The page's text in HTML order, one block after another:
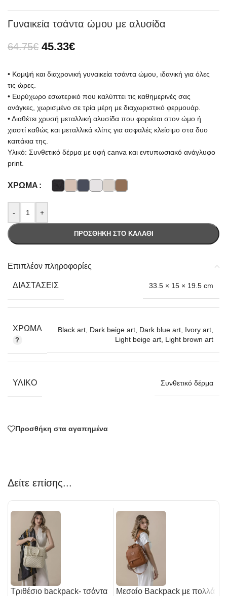
Γυναικεία τσάντα ώμου με αλυσίδα
64.75€ 45.33€
• Κομψή και διαχρονική γυναικεία τσάντα ώμου, ιδανική για όλες
τις ώρες.
• Ευρύχωρο εσωτερικό που καλύπτει τις καθημερινές σας
ανάγκες, χωρισμένο σε τρία μέρη με διαχωριστικό φερμουάρ.
• Διαθέτει χρυσή μεταλλική αλυσίδα που φοριέται στον ώμο ή
χιαστί καθώς και μεταλλικά κλίπς για ασφαλές κλείσιμο στα δυο
καπάκια της.
Υλικό: Συνθετικό δέρμα με υφή canva και εντυπωσιακό ανάγλυφο
print.
ΧΡΏΜΑ
- +
ΠΡΟΣΘΉΚΗ ΣΤΟ ΚΑΛΆΘΙ
Επιπλέον πληροφορίες
ΔΙΑΣΤΆΣΕΙΣ 33.5 × 15 × 19.5 cm
ΧΡΏΜΑ Black art Dark beige art Dark blue art Ivory art
Light beige art Light brown art
ΥΛΙΚΌ Συνθετικό δέρμα
Προσθήκη στα αγαπημένα
Δείτε επίσης...
Τριθέσιο backpack- τσάντα
Μεσαίο Backpack με πολλά